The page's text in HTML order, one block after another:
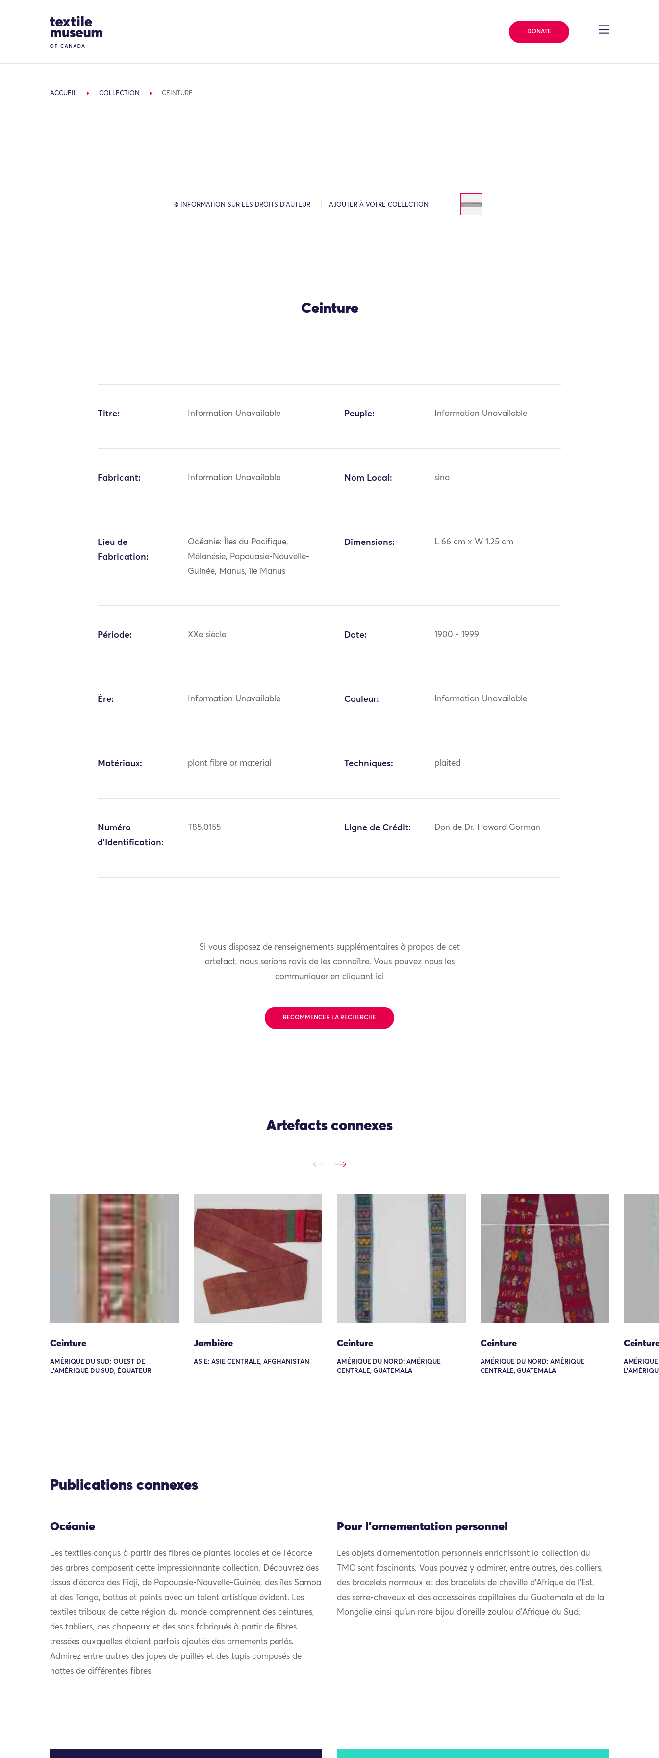
Site Logo
DONATE
ACCUEIL COLLECTION CEINTURE
© INFORMATION SUR LES DROITS D’AUTEUR AJOUTER À VOTRE COLLECTION
Ceinture
Titre: Information Unavailable Peuple: Information Unavailable
Fabricant: Information Unavailable Nom Local: sino
Lieu de
Fabrication:
Océanie: Îles du Pacifique,
Mélanésie, Papouasie-Nouvelle-
Guinée, Manus, île Manus
Dimensions: L 66 cm x W 1.25 cm
Période: XXe siècle Date: 1900 - 1999
Ère: Information Unavailable Couleur: Information Unavailable
Matériaux: plant fibre or material Techniques: plaited
Numéro
d'Identification:
T85.0155 Ligne de Crédit: Don de Dr. Howard Gorman
Si vous disposez de renseignements supplémentaires à propos de cet
artefact, nous serions ravis de les connaître. Vous pouvez nous les
communiquer en cliquant ici
RECOMMENCER LA RECHERCHE
Artefacts connexes
Ceinture
AMÉRIQUE DU SUD: OUEST DE
L'AMÉRIQUE DU SUD, ÉQUATEUR
Jambière
ASIE: ASIE CENTRALE, AFGHANISTAN
Ceinture
AMÉRIQUE DU NORD: AMÉRIQUE
CENTRALE, GUATEMALA
Ceinture
AMÉRIQUE DU NORD: AMÉRIQUE
CENTRALE, GUATEMALA
AMÉRIQUE
Publications connexes
Océanie
Les textiles conçus à partir des fibres de plantes locales et de l’écorce
des arbres composent cette impressionnante collection. Découvrez des
tissus d’écorce des Fidji, de Papouasie-Nouvelle-Guinée, des îles Samoa
et des Tonga, battus et peints avec un talent artistique évident. Les
textiles tribaux de cette région du monde comprennent des ceintures,
des tabliers, des chapeaux et des sacs fabriqués à partir de fibres
tressées auxquelles étaient parfois ajoutés des ornements perlés.
Admirez entre autres des jupes de paillés et des tapis composés de
nattes de différentes fibres.
Pour l'ornementation personnel
Les objets d’ornementation personnels enrichissant la collection du
TMC sont fascinants. Vous pouvez y admirer, entre autres, des colliers,
des bracelets normaux et des bracelets de cheville d’Afrique de l’Est,
des serre-cheveux et des accessoires capillaires du Guatemala et de la
Mongolie ainsi qu’un rare bijou d’oreille zoulou d’Afrique du Sud.